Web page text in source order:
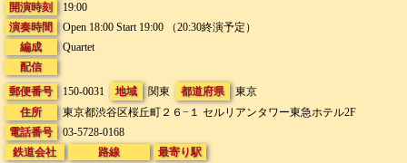
開演時刻
19:00
演奏時間
Open 18:00 Start 19:00 （20:30終演予定）
編成
Quartet
配信
郵便番号
150-0031 地域 関東 都道府県
東京
住所
東京都渋谷区桜丘町２６−１ セルリアンタワー東急ホテル2F
電話番号
03-5728-0168
鉄道会社
路線
最寄り駅